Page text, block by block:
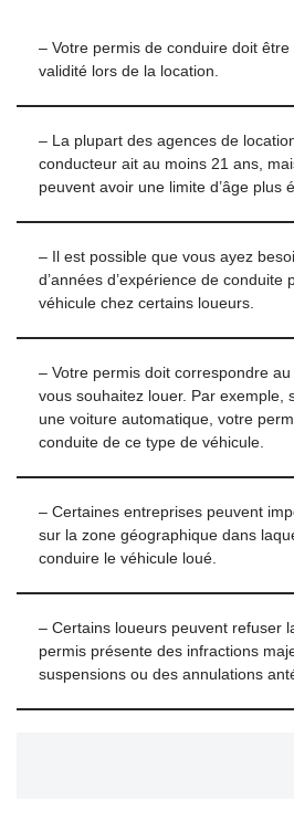
– Votre permis de conduire doit
validité lors de la location.
– La plupart des agences de
conducteur ait au moins 21 ans,
peuvent avoir une limite d’âge plus
– Il est possible que vous ayez
d’années d’expérience de conduite
véhicule chez certains loueurs.
– Votre permis doit correspondre
vous souhaitez louer. Par exemple,
une voiture automatique, votre
conduite de ce type de véhicule.
– Certaines entreprises peuvent
sur la zone géographique dans
conduire le véhicule loué.
– Certains loueurs peuvent refuser
permis présente des infractions
suspensions ou des annulations